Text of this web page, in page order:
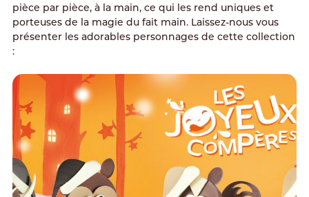
pièce par pièce, à la main, ce qui les rend uniques et
porteuses de la magie du fait main. Laissez-nous vous
présenter les adorables personnages de cette collection
: